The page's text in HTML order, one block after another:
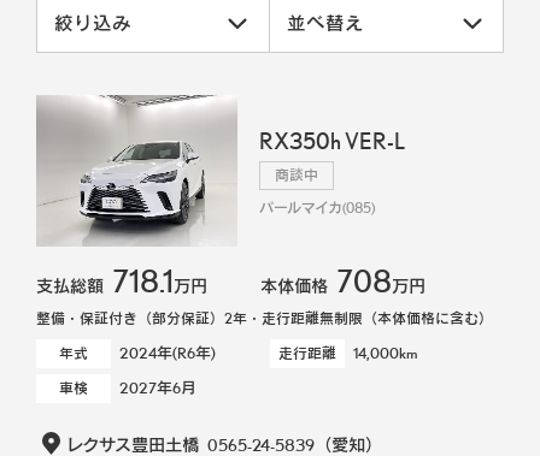
絞り込み 並べ替え
RX350h VER-L
商談中
パールマイカ(085)
支払総額 718.1万円 本体価格 708万円
整備・保証付き（部分保証）2年・走行距離無制限（本体価格に含む）
年式
2024年(R6年) 走行距離 14,000km
車検 2027年6月
レクサス豊田土橋 0565-24-5839（愛知）